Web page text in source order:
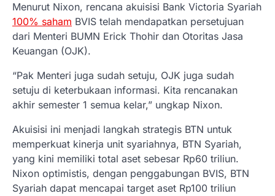
Menurut Nixon, rencana akuisisi Bank Victoria Syariah
100% saham BVIS telah mendapatkan persetujuan
dari Menteri BUMN Erick Thohir dan Otoritas Jasa
Keuangan (OJK).
“Pak Menteri juga sudah setuju, OJK juga sudah
setuju di keterbukaan informasi. Kita rencanakan
akhir semester 1 semua kelar,” ungkap Nixon.
Akuisisi ini menjadi langkah strategis BTN untuk
memperkuat kinerja unit syariahnya, BTN Syariah,
yang kini memiliki total aset sebesar Rp60 triliun.
Nixon optimistis, dengan penggabungan BVIS, BTN
Syariah dapat mencapai target aset Rp100 triliun